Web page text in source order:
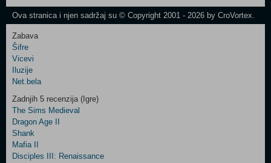
Newsletter
Control
Field
Two
Newsletter
Control
Field
Three
Ova stranica i njen sadržaj su © Copyright 2001 - 2026 by CroVortex.
Zabava
Šifre
Vicevi
Iluzije
Net.bela
Zadnjih 5 recenzija (Igre)
The Sims Medieval
Dragon Age II
Shank
Mafia II
Disciples III: Renaissance